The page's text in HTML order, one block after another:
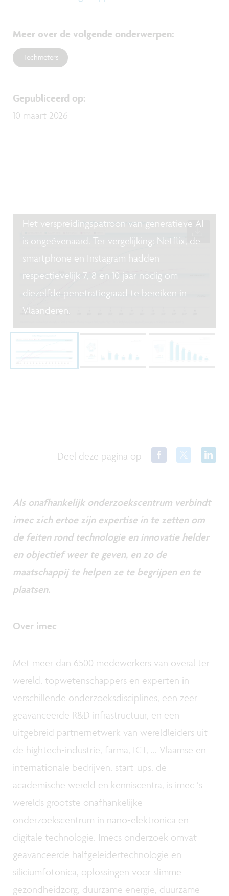
Meer over de volgende onderwerpen:
Techmeters
Gepubliceerd op:
10 maart 2026
Het verspreidingspatroon van generatieve AI
is ongeëvenaard. Ter vergelijking: Netflix, de
smartphone en Instagram hadden
respectievelijk 7, 8 en 10 jaar nodig om
diezelfde penetratiegraad te bereiken in
Vlaanderen.
Deel deze pagina op
Als onafhankelijk onderzoekscentrum verbindt
imec zich ertoe zijn expertise in te zetten om
de feiten rond technologie en innovatie helder
en objectief weer te geven, en zo de
maatschappij te helpen ze te begrijpen en te
plaatsen.
Over imec
Met meer dan 6500 medewerkers van overal ter
wereld, topwetenschappers en experten in
verschillende onderzoeksdisciplines, een zeer
geavanceerde R&D infrastructuur, en een
uitgebreid partnernetwerk van wereldleiders uit
de hightech-industrie, farma, ICT, ... Vlaamse en
internationale bedrijven, start-ups, de
academische wereld en kenniscentra, is imec ‘s
werelds grootste onafhankelijke
onderzoekscentrum in nano-elektronica en
digitale technologie. Imecs onderzoek omvat
geavanceerde halfgeleidertechnologie en
siliciumfotonica, oplossingen voor slimme
gezondheidzorg, duurzame energie, duurzame